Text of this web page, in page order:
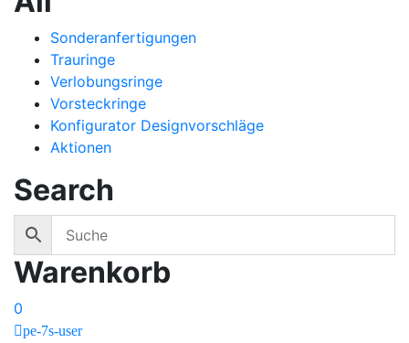
Sonderanfertigungen
Trauringe
Verlobungsringe
Vorsteckringe
Konfigurator Designvorschläge
Aktionen
Search
Warenkorb
0
pe-7s-user